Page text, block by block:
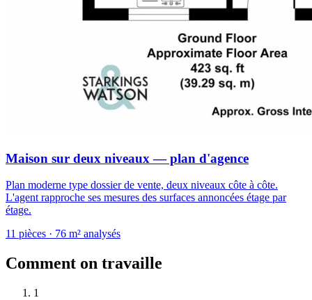
Maison sur deux niveaux — plan d'agence
Plan moderne type dossier de vente, deux niveaux côte à côte.
L'agent rapproche ses mesures des surfaces annoncées étage par
étage.
11 pièces · 76 m² analysés
Comment on travaille
1